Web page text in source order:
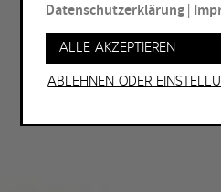
Datenschutzerklärung
Alle akzeptieren
Ablehnen oder